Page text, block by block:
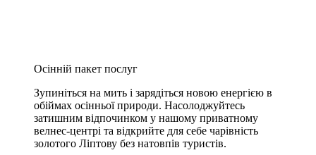
Осінній пакет послуг
Зупиніться на мить і зарядіться новою енергією в
обіймах осінньої природи. Насолоджуйтесь
затишним відпочинком у нашому приватному
велнес-центрі та відкрийте для себе чарівність
золотого Ліптову без натовпів туристів.